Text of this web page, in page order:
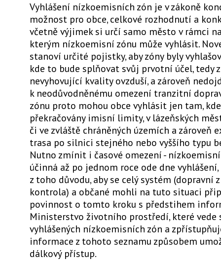
Vyhlášení nízkoemisních zón je v zákoně
možnost pro obce, celkové rozhodnutí a
včetně výjimek si určí samo město v rámci
kterým nízkoemisní zónu může vyhlásit.
stanoví určité pojistky, aby zóny byly
kde to bude splňovat svůj prvotní účel, tedy
nevyhovující kvality ovzduší, a zároveň
k neodůvodněnému omezení tranzitní
zónu proto mohou obce vyhlásit jen tam,
překračovány imisní limity, v lázeňských
či ve zvláště chráněných územích a zároveň
trasa po silnici stejného nebo vyššího typu
Nutno zmínit i časové omezení -
účinná až po jednom roce ode dne
z toho důvodu, aby se celý systém (dopravní
kontrola) a občané mohli na tuto situaci
povinnost o tomto kroku s předstihem
Ministerstvo životního prostředí, které vede
vyhlášených nízkoemisních zón a
informace z tohoto seznamu způsobem
dálkový přístup.